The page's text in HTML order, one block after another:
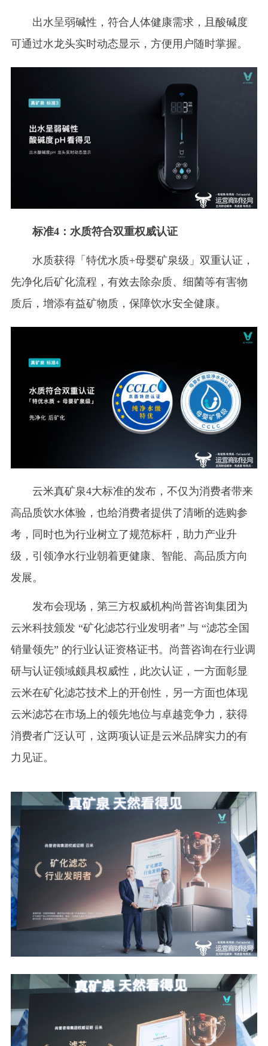
出水呈弱碱性，符合人体健康需求，且酸碱度
可通过水龙头实时动态显示，方便用户随时掌握。
标准4：水质符合双重权威认证
水质获得「特优水质+母婴矿泉级」双重认证，
先净化后矿化流程，有效去除杂质、细菌等有害物
质后，增添有益矿物质，保障饮水安全健康。
云米真矿泉4大标准的发布，不仅为消费者带来
高品质饮水体验，也给消费者提供了清晰的选购参
考，同时也为行业树立了规范标杆，助力产业升
级，引领净水行业朝着更健康、智能、高品质方向
发展。
发布会现场，第三方权威机构尚普咨询集团为
云米科技颁发 “矿化滤芯行业发明者” 与 “滤芯全国
销量领先” 的行业认证资格证书。尚普咨询在行业调
研与认证领域颇具权威性，此次认证，一方面彰显
云米在矿化滤芯技术上的开创性，另一方面也体现
云米滤芯在市场上的领先地位与卓越竞争力，获得
消费者广泛认可，这两项认证是云米品牌实力的有
力见证。